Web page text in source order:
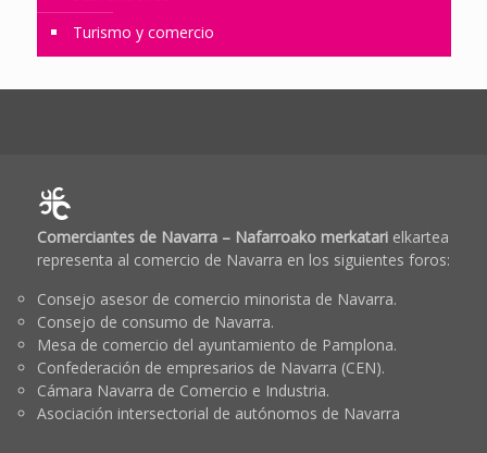
Turismo y comercio
Comerciantes de Navarra – Nafarroako merkatarielkartea
representa al comercio de Navarra en los siguientes foros:
Consejo asesor de comercio minorista de Navarra.
Consejo de consumo de Navarra.
Mesa de comercio del ayuntamiento de Pamplona.
Confederación de empresarios de Navarra (CEN).
Cámara Navarra de Comercio e Industria.
Asociación intersectorial de autónomos de Navarra